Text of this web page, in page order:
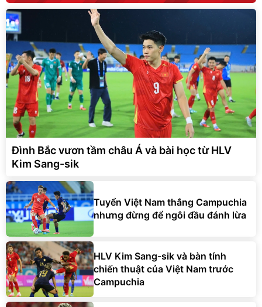
Đình Bắc vươn tầm châu Á và bài học từ HLV
Kim Sang-sik
Tuyển Việt Nam thắng Campuchia
nhưng đừng để ngôi đầu đánh lừa
HLV Kim Sang-sik và bàn tính
chiến thuật của Việt Nam trước
Campuchia